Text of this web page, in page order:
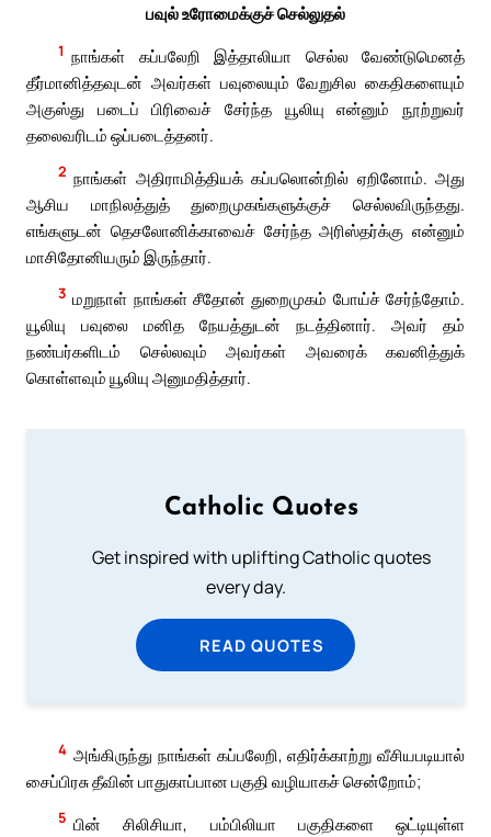
பவுல் உரோமைக்குச் செல்லுதல்
1 நாங்கள் கப்பலேறி இத்தாலியா செல்ல வேண்டுமெனத்
தீர்மானித்தவுடன் அவர்கள் பவுலையும் வேறுசில கைதிகளையும்
அகுஸ்து படைப் பிரிவைச் சேர்ந்த யூலியு என்னும் நூற்றுவர்
தலைவரிடம் ஒப்படைத்தனர்.
2 நாங்கள் அதிராமித்தியக் கப்பலொன்றில் ஏறினோம். அது
ஆசிய மாநிலத்துத் துறைமுகங்களுக்குச் செல்லவிருந்தது.
எங்களுடன் தெசலோனிக்காவைச் சேர்ந்த அரிஸ்தர்க்கு என்னும்
மாசிதோனியரும் இருந்தார்.
3 மறுநாள் நாங்கள் சீதோன் துறைமுகம் போய்ச் சேர்ந்தோம்.
யூலியு பவுலை மனித நேயத்துடன் நடத்தினார். அவர் தம்
நண்பர்களிடம் செல்லவும் அவர்கள் அவரைக் கவனித்துக்
கொள்ளவும் யூலியு அனுமதித்தார்.
Catholic Quotes
Get inspired with uplifting Catholic quotes
every day.
READ QUOTES
4 அங்கிருந்து நாங்கள் கப்பலேறி, எதிர்க்காற்று வீசியபடியால்
சைப்பிரசு தீவின் பாதுகாப்பான பகுதி வழியாகச் சென்றோம்;
5 பின் சிலிசியா, பம்பிலியா பகுதிகளை ஒட்டியுள்ள